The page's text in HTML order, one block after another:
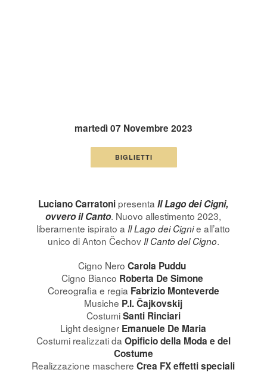
martedì 07 Novembre 2023
BIGLIETTI
Luciano CarratonipresentaIl Lago dei Cigni,
ovvero il Canto. Nuovo allestimento 2023,
liberamente ispirato a Il Lago dei Cignie all’atto
unico di Anton Čechov Il Canto del Cigno.
Cigno NeroCarola Puddu
Cigno Bianco Roberta De Simone
Coreografia e regia Fabrizio Monteverde
Musiche P.I. Čajkovskij
CostumiSanti Rinciari
Light designer Emanuele De Maria
Costumi realizzati da Opificio della Moda e del
Costume
Realizzazione maschereCrea FX effetti speciali